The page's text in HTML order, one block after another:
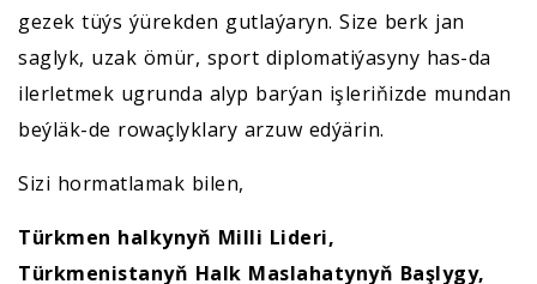
gezek tüýs ýürekden gutlaýaryn. Size berk jan
saglyk, uzak ömür, sport diplomatiýasyny has-da
ilerletmek ugrunda alyp barýan işleriňizde mundan
beýläk-de rowaçlyklary arzuw edýärin.
Sizi hormatlamak bilen,
Türkmen halkynyň Milli Lideri,
Türkmenistanyň Halk Maslahatynyň Başlygy,